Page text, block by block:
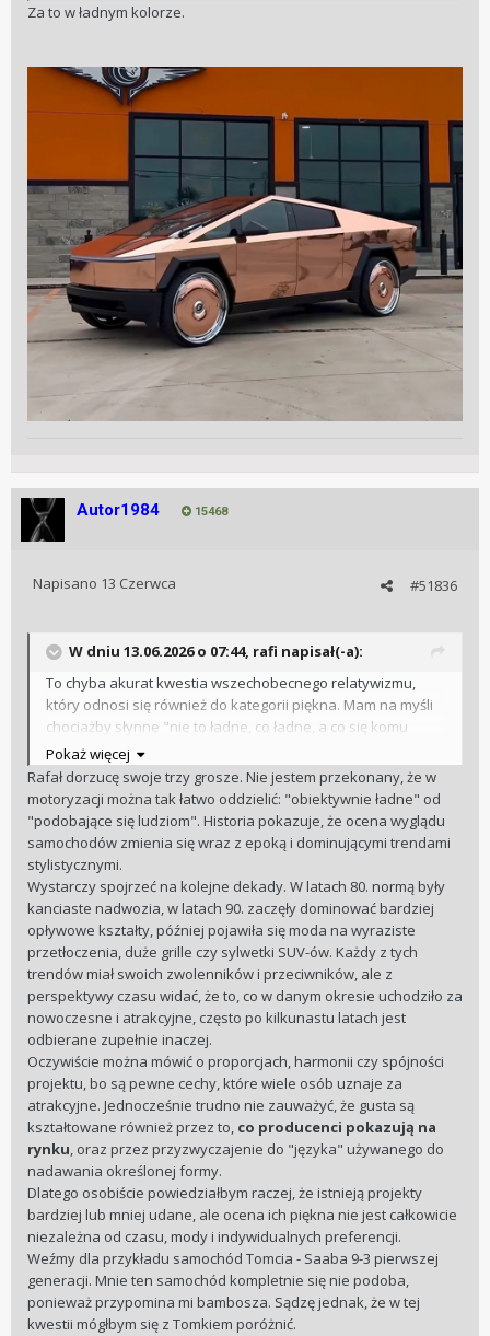
ludzie mają różne fetysze, to inna sprawa.
Osobną kwestią jest excel - różne samochody na tych
dodatkowo pewnie - tak myślę - im więcej ciekawych linii,
smaczków, etc., tym droższa produkcja i utrzymanie form.
Kiedyś był taki dowcip o handlarzu, który przywozi na
dzwoni i mówi: "Panie, jak bym tego nie klepał, wychodzi mi
przystanek autobusowy". Teraz zdecydowana większość
nowych aut wygląda nawet nie jak przystanek autobusowy,
ale po prostu kontener na odpady.
Za to w ładnym kolorze.
Autor1984 15468
#51836
Napisano 13 Czerwca
W dniu 13.06.2026 o 07:44, rafi napisał(-a):
To chyba akurat kwestia wszechobecnego relatywizmu,
który odnosi się również do kategorii piękna. Mam na myśli
chociażby słynne "nie to ładne, co ładne, a co się komu
podoba". Otóż g-prawda. To jest ładne, co jest ładne, a że
ludzie mają różne fetysze, to inna sprawa.
Osobną kwestią jest excel - różne samochody na tych
samych platformach, co wymusza projektowe kompromisy.
dodatkowo pewnie - tak myślę - im więcej ciekawych linii,
smaczków, etc., tym droższa produkcja i utrzymanie form.
Kiedyś był taki dowcip o handlarzu, który przywozi na
lawecie auto z niemiec do blacharza. po tygodniu ten
dzwoni i mówi: "Panie, jak bym tego nie klepał, wychodzi mi
przystanek autobusowy". Teraz zdecydowana większość
nowych aut wygląda nawet nie jak przystanek autobusowy,
ale po prostu kontener na odpady.
Pokaż więcej
Rafał dorzucę swoje trzy grosze. Nie jestem przekonany, że w
motoryzacji można tak łatwo oddzielić: "obiektywnie ładne" od
"podobające się ludziom". Historia pokazuje, że ocena wyglądu
samochodów zmienia się wraz z epoką i dominującymi trendami
stylistycznymi.
Wystarczy spojrzeć na kolejne dekady. W latach 80. normą były
kanciaste nadwozia, w latach 90. zaczęły dominować bardziej
opływowe kształty, później pojawiła się moda na wyraziste
przetłoczenia, duże grille czy sylwetki SUV-ów. Każdy z tych
trendów miał swoich zwolenników i przeciwników, ale z
perspektywy czasu widać, że to, co w danym okresie uchodziło za
nowoczesne i atrakcyjne, często po kilkunastu latach jest
odbierane zupełnie inaczej.
Oczywiście można mówić o proporcjach, harmonii czy spójności
projektu, bo są pewne cechy, które wiele osób uznaje za
atrakcyjne. Jednocześnie trudno nie zauważyć, że gusta są
kształtowane również przez to, co producenci pokazują na
rynku, oraz przez przyzwyczajenie do "języka" używanego do
nadawania określonej formy.
Dlatego osobiście powiedziałbym raczej, że istnieją projekty
bardziej lub mniej udane, ale ocena ich piękna nie jest całkowicie
niezależna od czasu, mody i indywidualnych preferencji.
Weźmy dla przykładu samochód Tomcia - Saaba 9-3 pierwszej
generacji. Mnie ten samochód kompletnie się nie podoba,
ponieważ przypomina mi bambosza. Sądzę jednak, że w tej
kwestii mógłbym się z Tomkiem poróżnić.